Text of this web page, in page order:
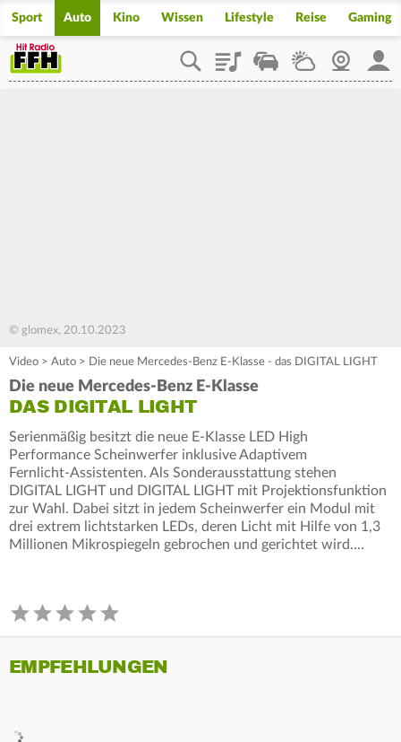
Sport Auto Kino Wissen Lifestyle Reise Gaming
PlaylistStaupilotWetterWebcam
© glomex, 20.10.2023
Video > Auto > Die neue Mercedes-Benz E-Klasse - das DIGITAL LIGHT
Die neue Mercedes-Benz E-Klasse
DAS DIGITAL LIGHT
Serienmäßig besitzt die neue E-Klasse LED High
Performance Scheinwerfer inklusive Adaptivem
Fernlicht‑Assistenten. Als Sonderausstattung stehen
DIGITAL LIGHT und DIGITAL LIGHT mit Projektionsfunktion
zur Wahl. Dabei sitzt in jedem Scheinwerfer ein Modul mit
drei extrem lichtstarken LEDs, deren Licht mit Hilfe von 1,3
Millionen Mikrospiegeln gebrochen und gerichtet wird.…
EMPFEHLUNGEN